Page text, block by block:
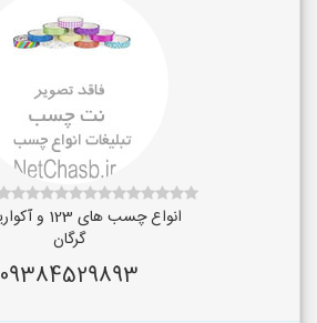
انواع چسب های 123 و آکواریوم و...
گرگان
09384529893